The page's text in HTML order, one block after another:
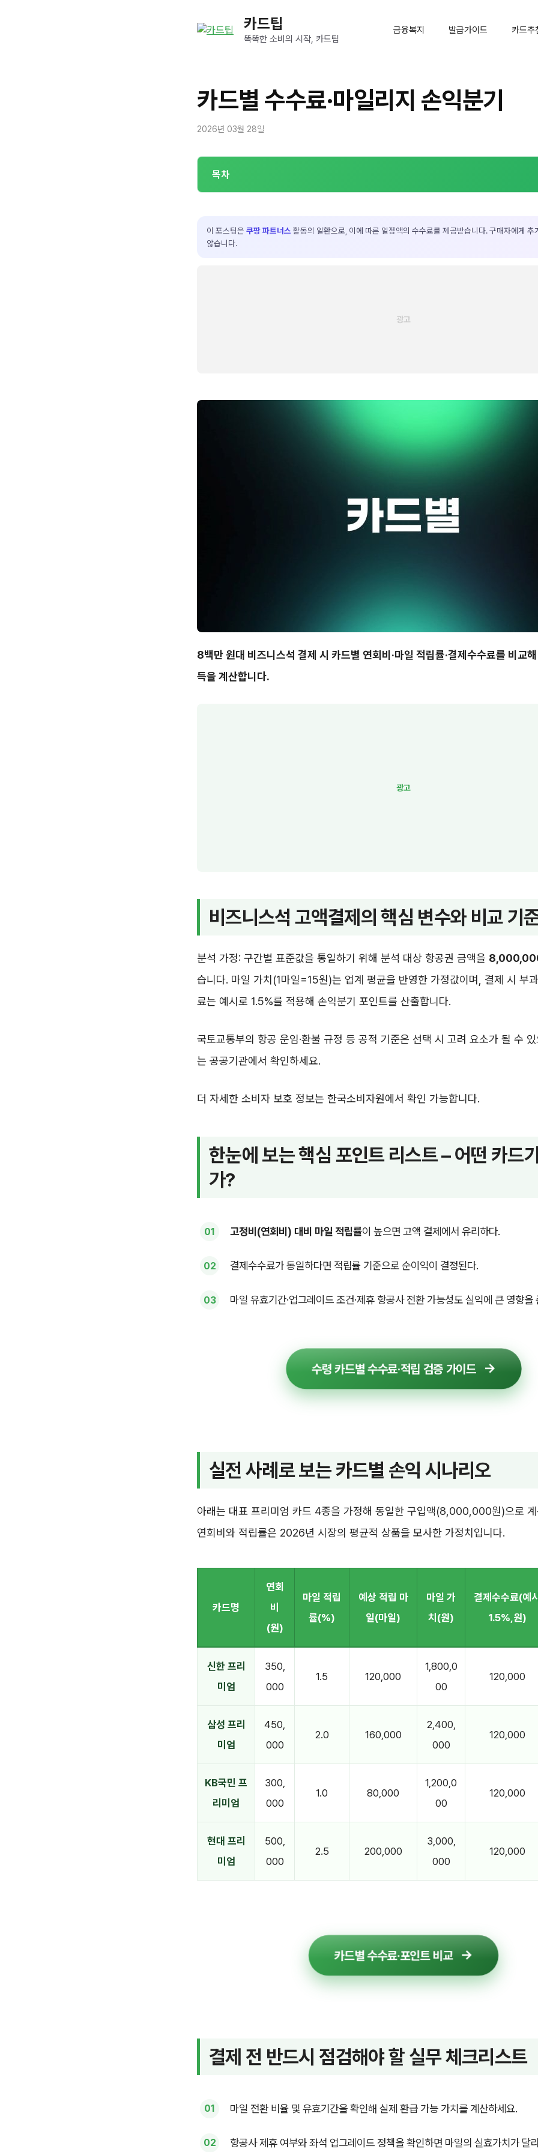
카드팁
똑똑한 소비의 시작, 카드팁
금융복지 발급가이드 카드추
카드별 수수료·마일리지 손익분기
2026년 03월 28일
목차
이 포스팅은 쿠팡 파트너스 활동의 일환으로, 이에 따른 일정액의 수수료를 제공받습니다. 구매자에게 추
않습니다.
8백만 원대 비즈니스석 결제 시 카드별 연회비·마일 적립률·결제수수료를 비교해
득을 계산합니다.
비즈니스석 고액결제의 핵심 변수와 비교 기
분석 가정: 구간별 표준값을 통일하기 위해 분석 대상 항공권 금액을
습니다. 마일 가치(1마일=15원)는 업계 평균을 반영한 가정값이며, 결제 시 부
료는 예시로 1.5%를 적용해 손익분기 포인트를 산출합니다.
국토교통부의 항공 운임·환불 규정 등 공적 기준은 선택 시 고려 요소가 될 수
는 공공기관에서 확인하세요.
더 자세한 소비자 보호 정보는 한국소비자원에서 확인 가능합니다.
한눈에 보는 핵심 포인트 리스트 – 어떤 카드
가?
고정비(연회비) 대비 마일 적립률이 높으면 고액 결제에서 유리하다.
결제수수료가 동일하다면 적립률 기준으로 순이익이 결정된다.
마일 유효기간·업그레이드 조건·제휴 항공사 전환 가능성도 실익에 큰 영향을
수령 카드별 수수료·적립 검증 가이드
실전 사례로 보는 카드별 손익 시나리오
아래는 대표 프리미엄 카드 4종을 가정해 동일한 구입액(8,000,000원)으로 계
연회비와 적립률은 2026년 시장의 평균적 상품을 모사한 가정치입니다.
카드명
연회
비
(원)
마일 적립
률(%)
예상 적립 마
일(마일)
마일 가
치(원)
결제수수료(예시
1.5%,원)
신한 프리
미엄
350,
000
1.5 120,000
1,800,0
00
120,000
삼성 프리
미엄
450,
000
2.0 160,000
2,400,
000
120,000
KB국민 프
리미엄
300,
000
1.0 80,000
1,200,0
00
120,000
현대 프리
미엄
500,
000
2.5 200,000
3,000,
000
120,000
카드별 수수료·포인트 비교
결제 전 반드시 점검해야 할 실무 체크리스트
마일 전환 비율 및 유효기간을 확인해 실제 환급 가능 가치를 계산하세요.
항공사 제휴 여부와 좌석 업그레이드 정책을 확인하면 마일의 실효가치가 달